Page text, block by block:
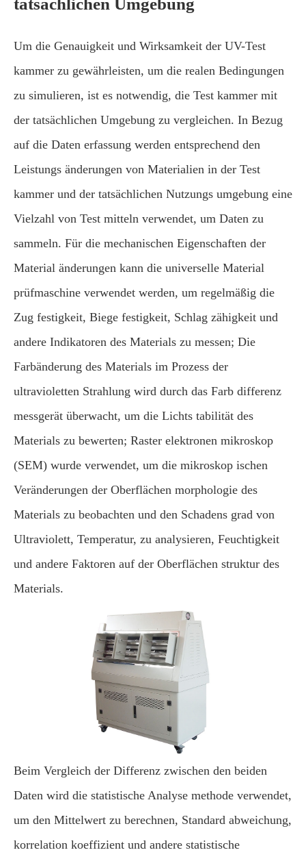
tatsächlichen Umgebung
Um die Genauigkeit und Wirksamkeit der UV-Test
kammer zu gewährleisten, um die realen Bedingungen
zu simulieren, ist es notwendig, die Test kammer mit
der tatsächlichen Umgebung zu vergleichen. In Bezug
auf die Daten erfassung werden entsprechend den
Leistungs änderungen von Materialien in der Test
kammer und der tatsächlichen Nutzungs umgebung eine
Vielzahl von Test mitteln verwendet, um Daten zu
sammeln. Für die mechanischen Eigenschaften der
Material änderungen kann die universelle Material
prüfmaschine verwendet werden, um regelmäßig die
Zug festigkeit, Biege festigkeit, Schlag zähigkeit und
andere Indikatoren des Materials zu messen; Die
Farbänderung des Materials im Prozess der
ultravioletten Strahlung wird durch das Farb differenz
messgerät überwacht, um die Lichts tabilität des
Materials zu bewerten; Raster elektronen mikroskop
(SEM) wurde verwendet, um die mikroskop ischen
Veränderungen der Oberflächen morphologie des
Materials zu beobachten und den Schadens grad von
Ultraviolett, Temperatur, zu analysieren, Feuchtigkeit
und andere Faktoren auf der Oberflächen struktur des
Materials.
Beim Vergleich der Differenz zwischen den beiden
Daten wird die statistische Analyse methode verwendet,
um den Mittelwert zu berechnen, Standard abweichung,
korrelation koeffizient und andere statistische